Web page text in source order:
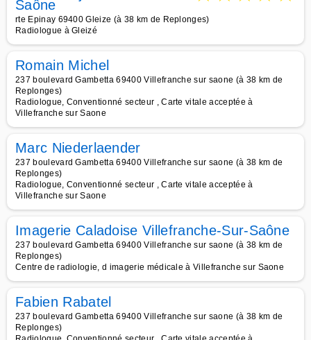
Saône
rte Epinay 69400 Gleize (à 38 km de Replonges)
Radiologue à Gleizé
Romain Michel
237 boulevard Gambetta 69400 Villefranche sur saone (à 38 km de
Replonges)
Radiologue, Conventionné secteur , Carte vitale acceptée à
Villefranche sur Saone
Marc Niederlaender
237 boulevard Gambetta 69400 Villefranche sur saone (à 38 km de
Replonges)
Radiologue, Conventionné secteur , Carte vitale acceptée à
Villefranche sur Saone
Imagerie Caladoise Villefranche-Sur-Saône
237 boulevard Gambetta 69400 Villefranche sur saone (à 38 km de
Replonges)
Centre de radiologie, d imagerie médicale à Villefranche sur Saone
Fabien Rabatel
237 boulevard Gambetta 69400 Villefranche sur saone (à 38 km de
Replonges)